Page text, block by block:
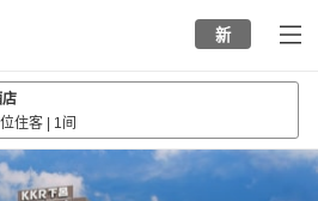
新
店
住客 1间